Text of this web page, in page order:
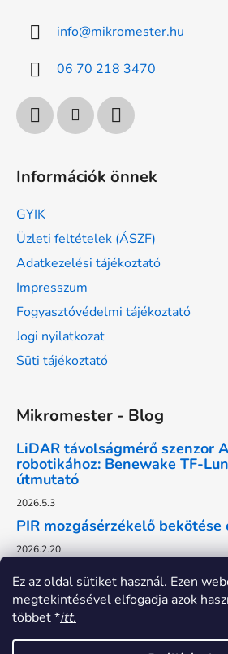
Ez az oldal sütiket használ. Ezen
megtekintésével elfogadja azok
többet *itt.
info@mikromester.hu
06 70 218 3470
Információk önnek
GYIK
Üzleti feltételek (ÁSZF)
Adatkezelési tájékoztató
Impresszum
Fogyasztóvédelmi tájékoztató
Jogi nyilatkozat
Süti tájékoztató
Mikromester - Blog
LiDAR távolságmérő szenzor
robotikához: Benewake TF-
útmutató
2026.5.3
PIR mozgásérzékelő bekötése
2026.2.20